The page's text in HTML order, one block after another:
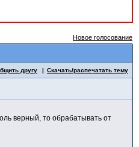
Новое голосование
другу Скачать/распечатать тему
верный, то обрабатывать от